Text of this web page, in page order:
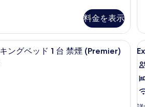
料金を表示
2
ィ
ブ
ル
ム
シ
グ
ル
級寝具、ミニバー、セーフティボックス (室
高級寝具、ミニバー、セーフティボ
ングベッド 1 台 禁煙 (Premier)